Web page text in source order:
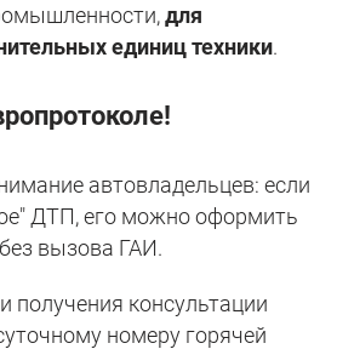
для
единиц техники.
автовладельцев: если
ДТП, его можно оформить
вызова ГАИ.
получения консультации
номеру горячей